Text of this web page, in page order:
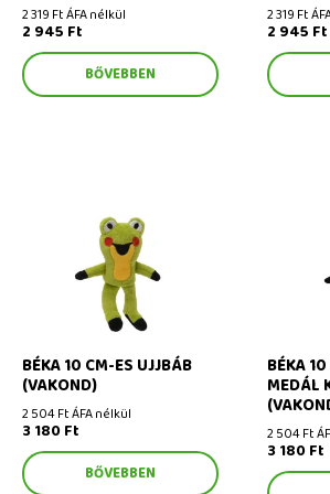
2 319 Ft ÁFA nélkül
2 945 Ft
BŐVEBBEN
2 319 Ft
2 945 Ft
Béka 10 cm-es ujjbáb
BÉKA 10 CM-ES UJJBÁB
(VAKOND)
2 504 Ft ÁFA nélkül
3 180 Ft
BŐVEBBEN
BÉKA
MEDÁL
2 504 Ft
3 180 Ft